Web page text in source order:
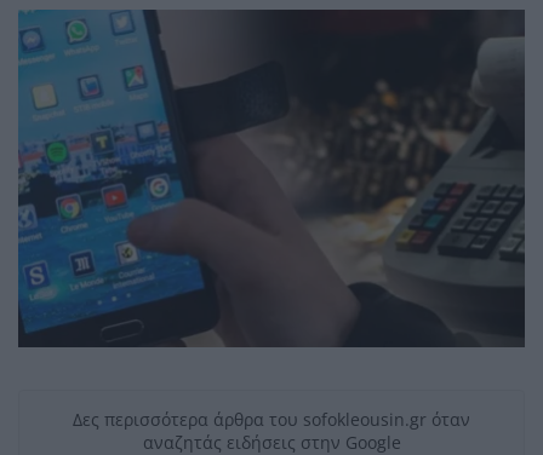
Δες περισσότερα άρθρα του sofokleousin.gr όταν
αναζητάς ειδήσεις στην Google